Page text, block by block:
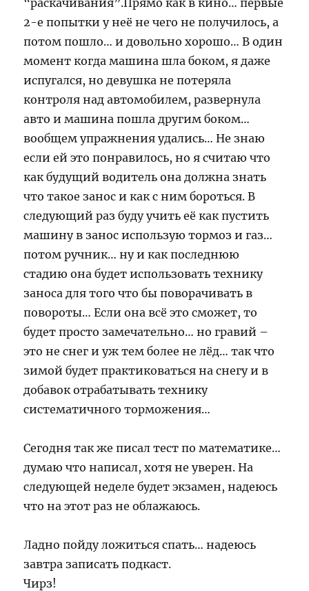
“раскачивания”.Прямо как в кино… первые
2-е попытки у неё не чего не получилось, а
потом пошло… и довольно хорошо… В один
момент когда машина шла боком, я даже
испугался, но девушка не потеряла
контроля над автомобилем, развернула
авто и машина пошла другим боком…
вообщем упражнения удались… Не знаю
если ей это понравилось, но я считаю что
как будущий водитель она должна знать
что такое занос и как с ним бороться. В
следующий раз буду учить её как пустить
машину в занос использую тормоз и газ…
потом ручник… ну и как последнюю
стадию она будет использовать технику
заноса для того что бы поворачивать в
повороты… Если она всё это сможет, то
будет просто замечательно… но гравий –
это не снег и уж тем более не лёд… так что
зимой будет практиковаться на снегу и в
добавок отрабатывать технику
систематичного торможения…
Сегодня так же писал тест по математике…
думаю что написал, хотя не уверен. На
следующей неделе будет экзамен, надеюсь
что на этот раз не облажаюсь.
Ладно пойду ложиться спать… надеюсь
завтра записать подкаст.
Чирз!